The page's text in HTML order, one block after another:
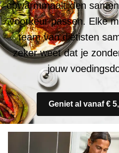
opwarmmaaltijden
voorkeur passen. Elke
team van diëtisten
zeker weet dat je
jouw
Geniet al vanaf €